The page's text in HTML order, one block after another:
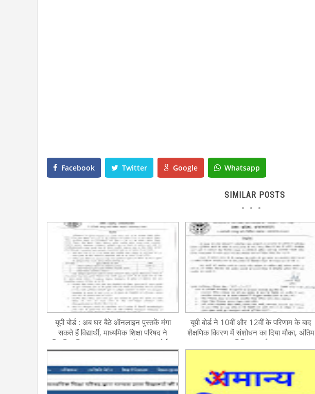
Facebook Twitter Google Whatsapp
SIMILAR POSTS
यूपी बोर्ड : अब घर बैठे ऑनलाइन पुस्तकें मंगा
सकते हैं विद्यार्थी, माध्यमिक शिक्षा परिषद ने
विकसित किया छात्र अनुकूल ऑनलाइन पोर्टल
यूपी बोर्ड ने 10वीं और 12वीं के परिणाम के बाद
शैक्षणिक विवरण में संशोधन का दिया मौका, अंतिम
तिथि छह मई